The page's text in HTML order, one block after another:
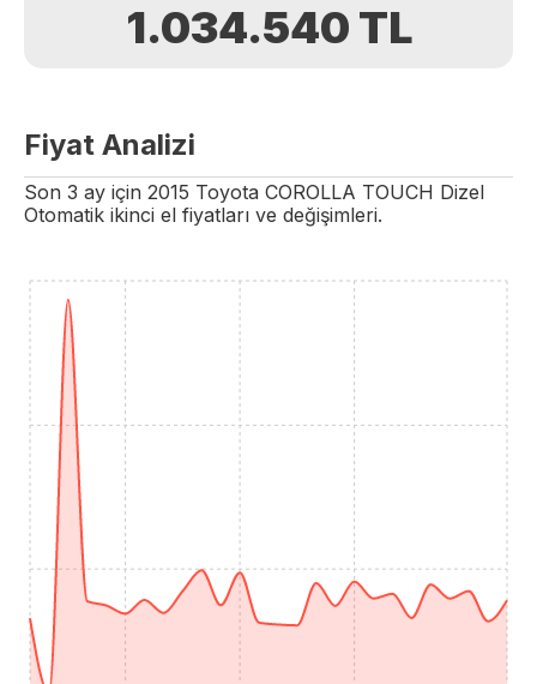
1.034.540 TL
Fiyat Analizi
Son 3 ay için 2015 Toyota COROLLA TOUCH Dizel
Otomatik ikinci el fiyatları ve değişimleri.